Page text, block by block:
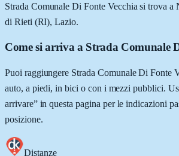
Strada Comunale Di Fonte Vecchia si trova a
di Rieti (RI), Lazio.
Come si arriva a Strada Comunale
Puoi raggiungere Strada Comunale Di Fonte
auto, a piedi, in bici o con i mezzi pubblici.
arrivare” in questa pagina per le indicazioni
posizione.
Distanze